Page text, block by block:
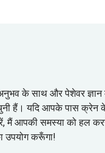
अनुभव के साथ और पेशेवर
हैं। यदि आपके पास क्रेन
मैं आपकी समस्या को हल
उपयोग करूँगा!